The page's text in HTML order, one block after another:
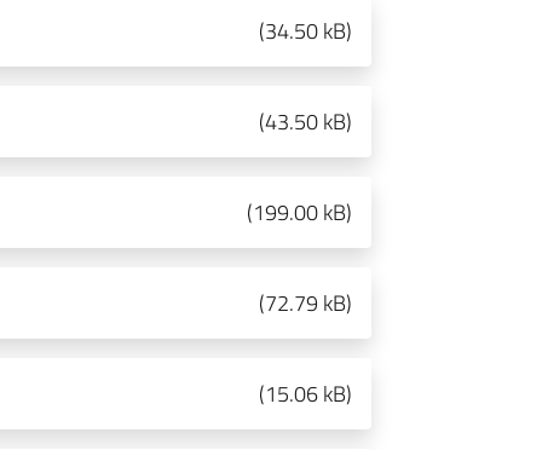
(34.50 kB)
(43.50 kB)
(199.00 kB)
(72.79 kB)
(15.06 kB)